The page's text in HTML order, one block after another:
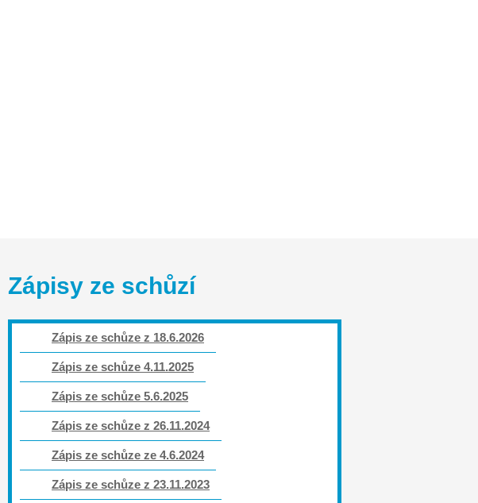
Zápisy ze schůzí
Zápis ze schůze z 18.6.2026
Zápis ze schůze 4.11.2025
Zápis ze schůze 5.6.2025
Zápis ze schůze z 26.11.2024
Zápis ze schůze ze 4.6.2024
Zápis ze schůze z 23.11.2023